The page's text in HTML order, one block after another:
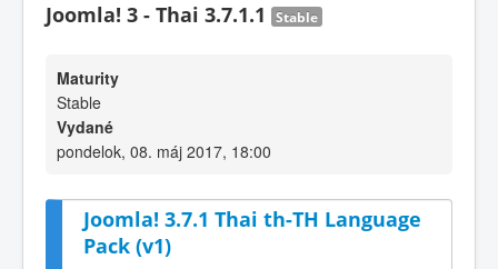
Joomla! 3 - Thai 3.7.1.1 Stable
Maturity
Stable
Vydané
pondelok, 08. máj 2017, 18:00
Joomla! 3.7.1 Thai th-TH Language
Pack (v1)